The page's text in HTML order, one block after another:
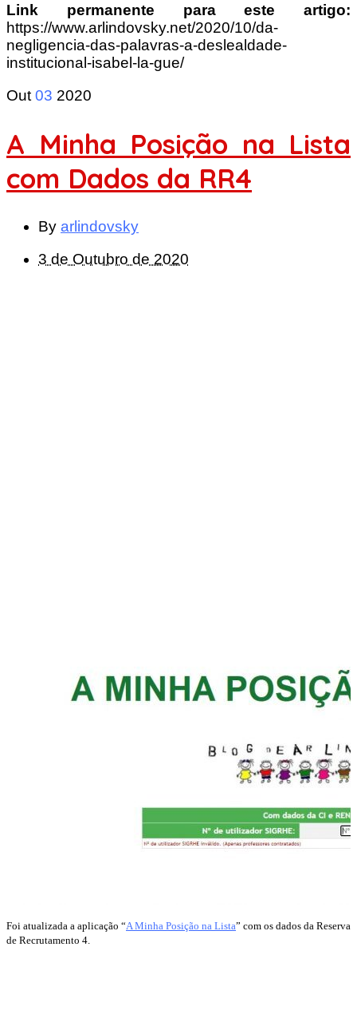
Link permanente para este artigo:
https://www.arlindovsky.net/2020/10/da-
negligencia-das-palavras-a-deslealdade-
institucional-isabel-la-gue/
Out 03 2020
A Minha Posição na Lista
com Dados da RR4
By arlindovsky
3 de Outubro de 2020
Foi atualizada a aplicação “A Minha Posição na Lista” com os dados da Reserva
de Recrutamento 4.